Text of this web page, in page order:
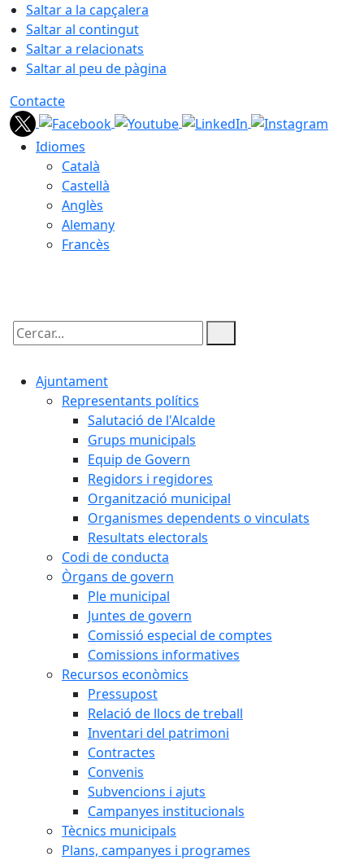
Saltar a la capçalera
Saltar al contingut
Saltar a relacionats
Saltar al peu de pàgina
Contacte
Idiomes
Català
Castellà
Anglès
Alemany
Francès
Cercar:
Ajuntament
Representants polítics
Salutació de l'Alcalde
Grups municipals
Equip de Govern
Regidors i regidores
Organització municipal
Organismes dependents o vinculats
Resultats electorals
Codi de conducta
Òrgans de govern
Ple municipal
Juntes de govern
Comissió especial de comptes
Comissions informatives
Recursos econòmics
Pressupost
Relació de llocs de treball
Inventari del patrimoni
Contractes
Convenis
Subvencions i ajuts
Campanyes institucionals
Tècnics municipals
Plans, campanyes i programes